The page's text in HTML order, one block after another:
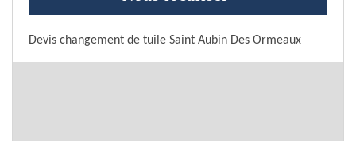
Devis changement de tuile Saint Aubin Des Ormeaux